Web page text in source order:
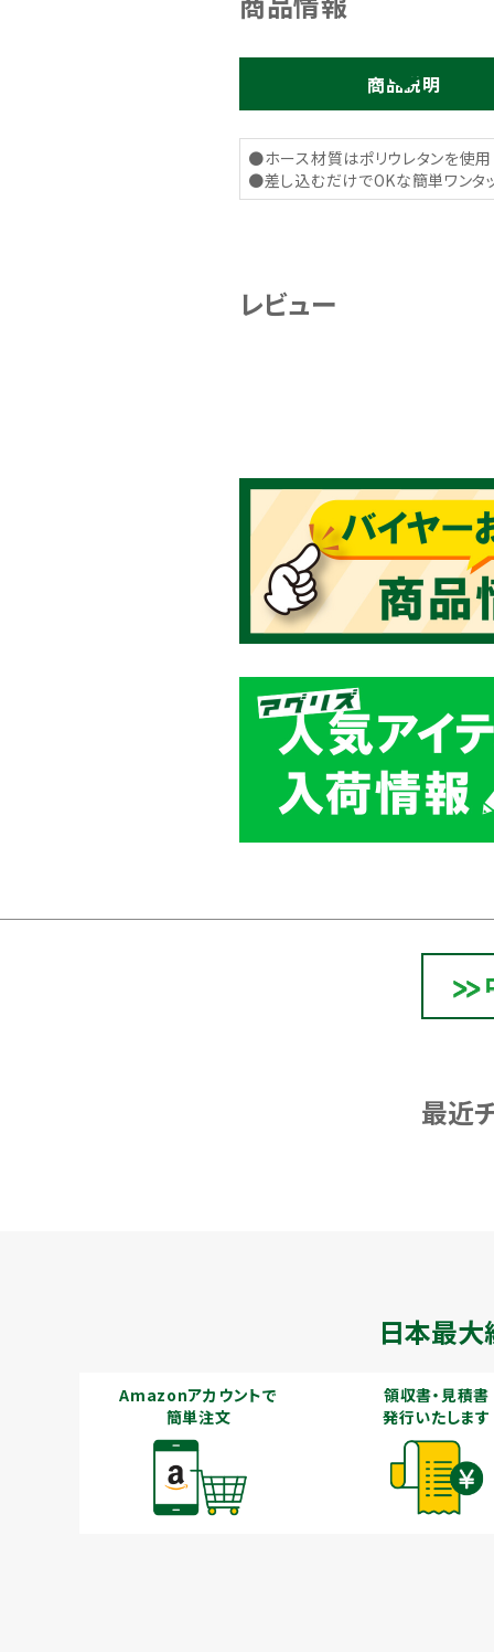
商品説明
●ホース材質はポリウレタンを使用
●差し込むだけでOKな簡単ワンタ
レビュー
最近
日本最
Amazonアカウントで
簡単注文
領収書・見積書
発行いたします